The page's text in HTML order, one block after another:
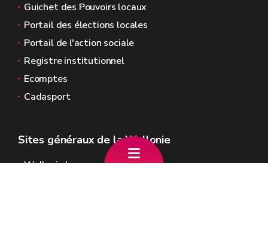
Guichet des Pouvoirs locaux
Portail des élections locales
Portail de l'action sociale
Registre institutionnel
Ecomptes
Cadasport
Sites généraux de la Wallonie
Wallonie.be